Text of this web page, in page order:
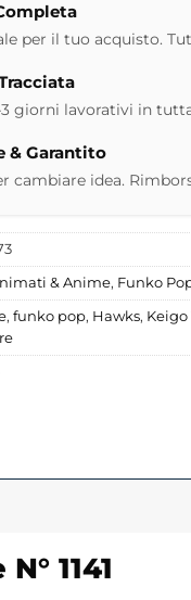
per il tuo acquisto.
giorni lavorativi in
& Garantito
cambiare idea.
& Anime, Funko
, funko pop, Hawks, Keigo
1141